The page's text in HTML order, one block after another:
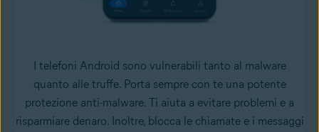
I telefoni Android sono vulnerabili tanto al malware
quanto alle truffe. Porta sempre con te una potente
protezione anti-malware. Ti aiuta a evitare problemi e a
risparmiare denaro. Inoltre, blocca le chiamate e i messaggi